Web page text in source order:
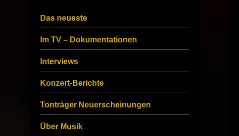
Das neueste
Im TV – Dokumentationen
Interviews
Konzert-Berichte
Tonträger Neuerscheinungen
Über Musik